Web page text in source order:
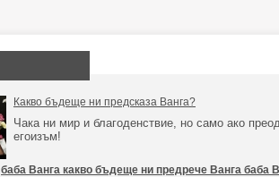
Какво бъдеще ни предсказа Ванга?
Чака ни мир и благоденствие, но само ако
егоизъм!
баба Ванга какво бъдеще ни предрече Ванга баба